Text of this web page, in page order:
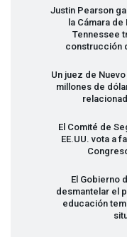
Justin Pearson
la Cámara de
Tennessee
construcción
Un juez de
millones de
El Comité de
EE.UU. vota a
El Gobierno
desmantelar el
educación